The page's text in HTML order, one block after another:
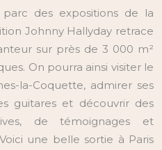
des expositions de la
Johnny Hallyday retrace
sur près de 3 000 m²
On pourra ainsi visiter le
la-Coquette, admirer ses
guitares et découvrir des
de témoignages et
une belle sortie à Paris